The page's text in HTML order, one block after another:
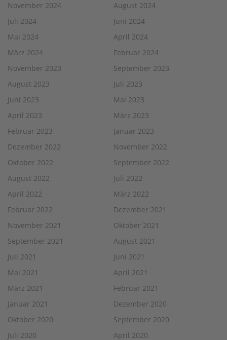
November 2024
August 2024
Juli 2024
Juni 2024
Mai 2024
April 2024
März 2024
Februar 2024
November 2023
September 2023
August 2023
Juli 2023
Juni 2023
Mai 2023
April 2023
März 2023
Februar 2023
Januar 2023
Dezember 2022
November 2022
Oktober 2022
September 2022
August 2022
Juli 2022
April 2022
März 2022
Februar 2022
Dezember 2021
November 2021
Oktober 2021
September 2021
August 2021
Juli 2021
Juni 2021
Mai 2021
April 2021
März 2021
Februar 2021
Januar 2021
Dezember 2020
Oktober 2020
September 2020
Juli 2020
April 2020